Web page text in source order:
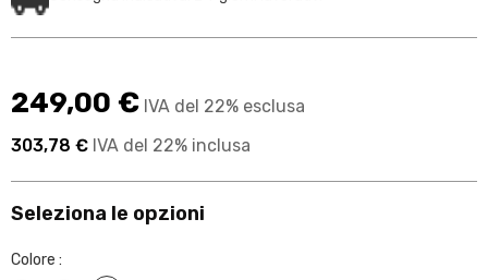
249,00 € IVA del 22% esclusa
303,78 € IVA del 22% inclusa
Seleziona le opzioni
Colore :